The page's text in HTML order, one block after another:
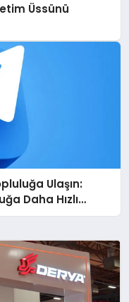
Üssünü
Ulaşın:
Daha Hızlı